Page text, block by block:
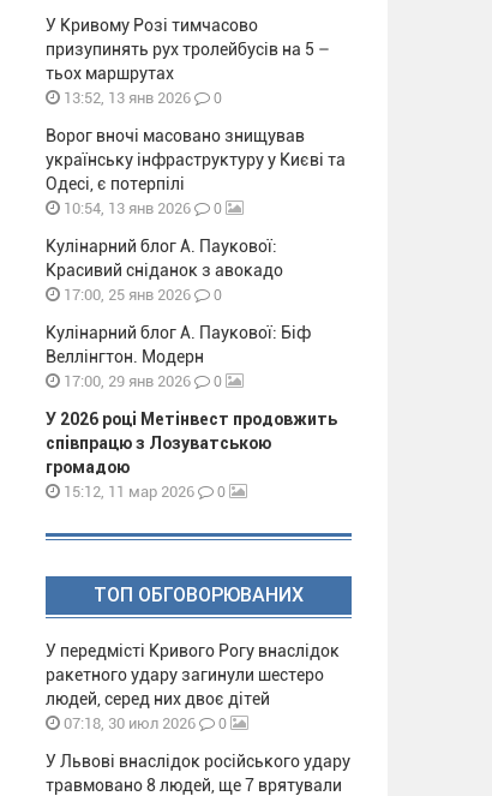
У Кривому Розі тимчасово
призупинять рух тролейбусів на 5 –
тьох маршрутах
13:52, 13 янв 2026 0
Ворог вночі масовано знищував
українську інфраструктуру у Києві та
Одесі, є потерпілі
10:54, 13 янв 2026 0
Кулінарний блог А. Паукової:
Красивий сніданок з авокадо
17:00, 25 янв 2026 0
Кулінарний блог А. Паукової: Біф
Веллінгтон. Модерн
17:00, 29 янв 2026 0
У 2026 році Метінвест продовжить
співпрацю з Лозуватською
громадою
15:12, 11 мар 2026 0
ТОП ОБГОВОРЮВАНИХ
У передмісті Кривого Рогу внаслідок
ракетного удару загинули шестеро
людей, серед них двоє дітей
07:18, 30 июл 2026 0
У Львові внаслідок російського удару
травмовано 8 людей, ще 7 врятували